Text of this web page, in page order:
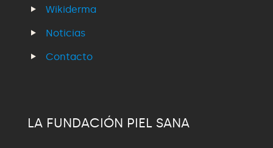
Wikiderma
Noticias
Contacto
LA FUNDACIÓN PIEL SANA